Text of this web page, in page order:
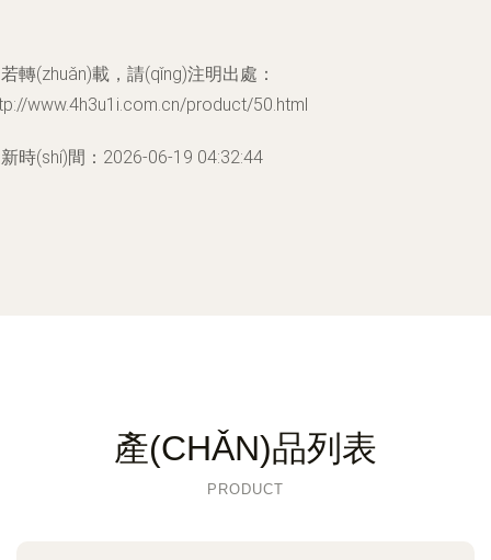
轉(zhuǎn)載，請(qǐng)注明出處：
www.4h3u1i.com.cn/product/50.html
時(shí)間：2026-06-19 04:32:44
產(CHǍN)品列表
PRODUCT